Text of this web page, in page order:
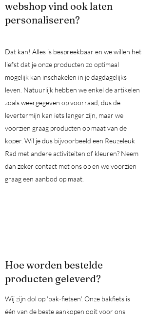
webshop vind ook laten
personaliseren?
Dat kan! Alles is bespreekbaar en we willen het
liefst dat je onze producten zo optimaal
mogelijk kan inschakelen in je dagdagelijks
leven. Natuurlijk hebben we enkel de artikelen
zoals weergegeven op voorraad, dus de
levertermijn kan iets langer zijn, maar we
voorzien graag producten op maat van de
koper. Wil je dus bijvoorbeeld een Reuzeleuk
Rad met andere activiteiten of kleuren? Neem
dan zeker contact met ons op en we voorzien
graag een aanbod op maat.
Hoe worden bestelde
producten geleverd?
Wij zijn dol op 'bak-fietsen'. Onze bakfiets is
één van de beste aankopen ooit voor ons